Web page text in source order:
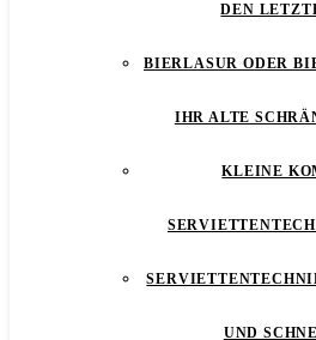
DEN
BIERLASUR ODER
IHR ALTE
KLEINE
UND